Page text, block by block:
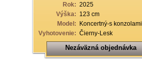
Rok: 2025
Výška: 123 cm
Model: Koncertný-s konzolami
Vyhotovenie: Čierny-Lesk
Nezáväzná objednávka